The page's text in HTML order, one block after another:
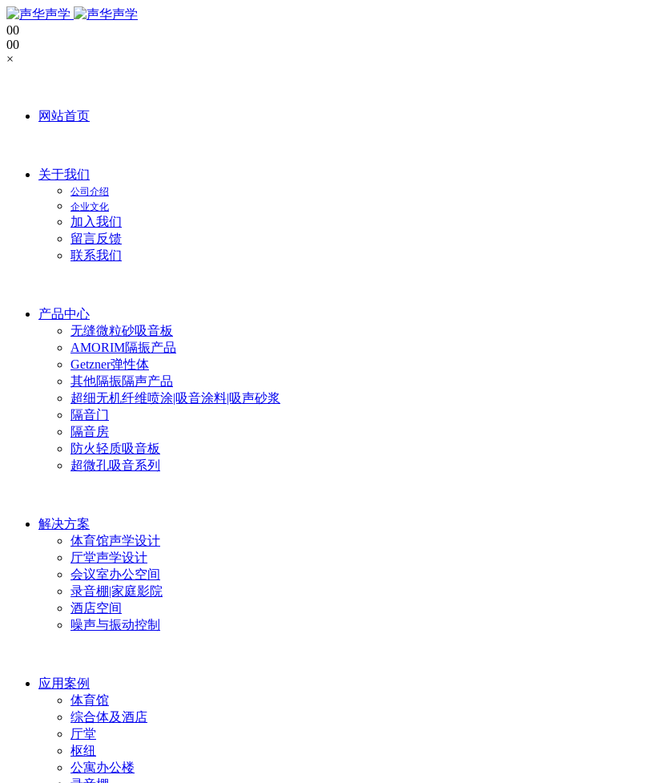
00
00
×
网站首页
关于我们
公司介绍
企业文化
加入我们
留言反馈
联系我们
产品中心
无缝微粒砂吸音板
AMORIM隔振产品
Getzner弹性体
其他隔振隔声产品
超细无机纤维喷涂|吸音涂料|吸声砂浆
隔音门
隔音房
防火轻质吸音板
超微孔吸音系列
解决方案
体育馆声学设计
厅堂声学设计
会议室办公空间
录音棚|家庭影院
酒店空间
噪声与振动控制
应用案例
体育馆
综合体及酒店
厅堂
枢纽
公寓办公楼